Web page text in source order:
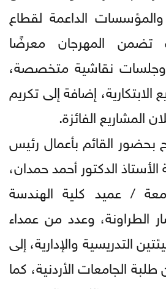
والمؤسسات الداعمة لقطاع
تضمن المهرجان معرضًا
وجلسات نقاشية متخصصة،
إضافة إلى تكريم
المشاريع الفائزة.
بحضور القائم بأعمال رئيس
الدكتور أحمد حمدان،
/ عميد كلية الهندسة
الطراونة، وعدد من عمداء
التدريسية والإدارية، إلى
الجامعات الأردنية، كما